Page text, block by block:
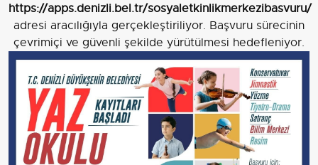
https://apps.denizli.bel.tr/sosyaletkinlikmerkezibasvuru/
adresi aracılığıyla gerçekleştiriliyor. Başvuru sürecinin
çevrimiçi ve güvenli şekilde yürütülmesi hedefleniyor.